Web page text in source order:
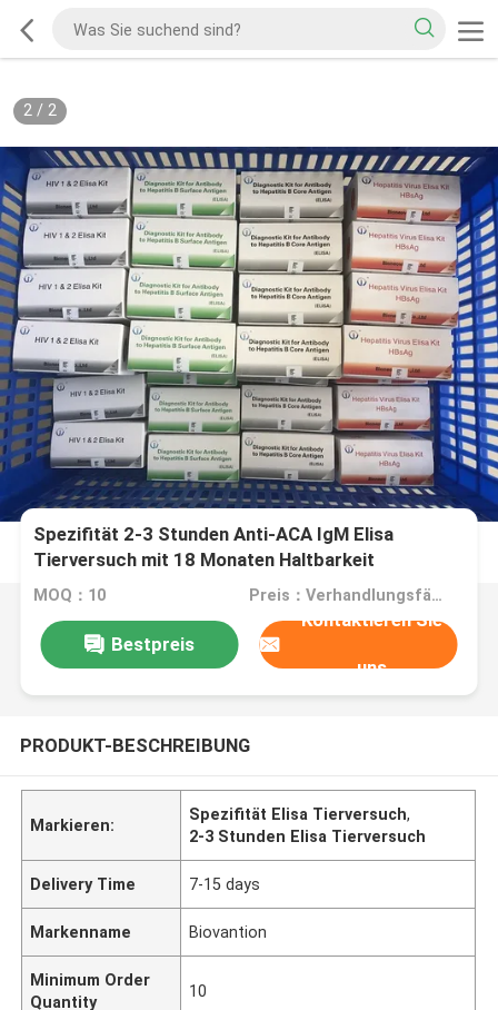
2/ 2
Spezifität 2-3 Stunden Anti-ACA IgM Elisa
Tierversuch mit 18 Monaten Haltbarkeit
MOQ：10 Preis：Verhandlungsfähig
Bestpreis
Kontaktieren Sie
uns
PRODUKT-BESCHREIBUNG
Markieren:
Spezifität Elisa Tierversuch,
2-3 Stunden Elisa Tierversuch
Delivery Time 7-15 days
Markenname Biovantion
Minimum Order
Quantity
10